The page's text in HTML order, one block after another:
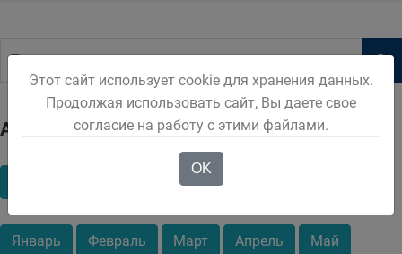
Архив
2026
Январь Февраль Март Апрель Май
Этот сайт использует cookie для хранения данных.
Продолжая использовать сайт, Вы даете свое
согласие на работу с этими файлами.
OK